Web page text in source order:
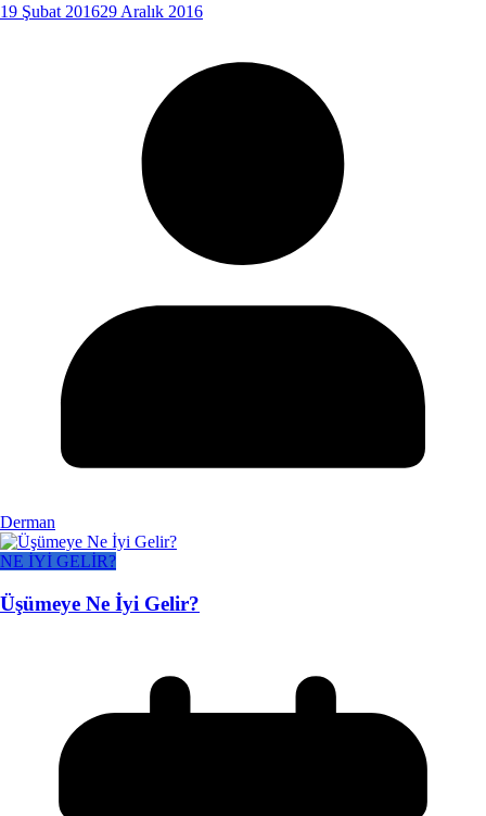
19 Şubat 201629 Aralık 2016
Derman
NE İYİ GELİR?
Üşümeye Ne İyi Gelir?